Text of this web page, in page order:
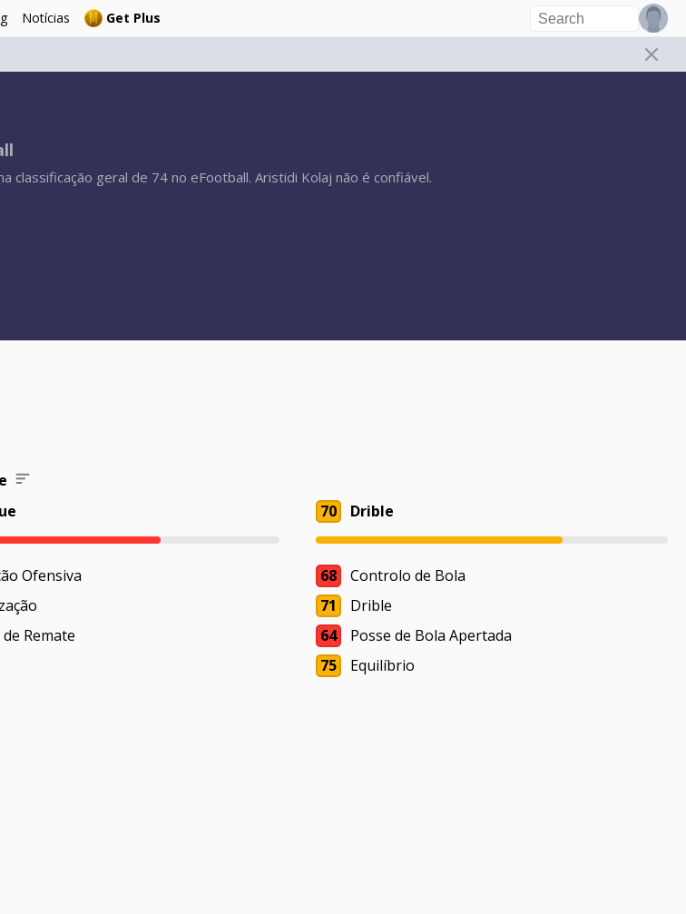
Notícias Get Plus
classificação geral de 74 no eFootball. Aristidi Kolaj não é confiável.
Ofensiva
de Remate
70 Drible
68
Controlo de Bola
71
Drible
64
Posse de Bola Apertada
75
Equilíbrio